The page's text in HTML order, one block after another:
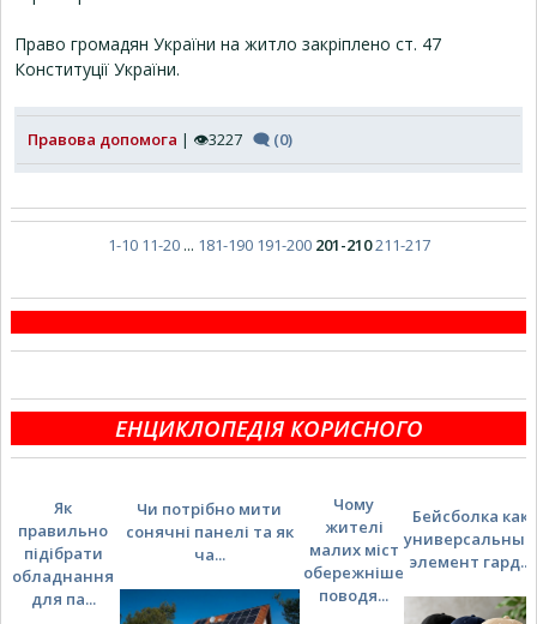
Право громадян України на житло закріплено ст. 47
Конституції України.
Правова допомога | 👁3227 🗨 (0)
1-10 11-20 ... 181-190 191-200 201-210211-217
ЕНЦИКЛОПЕДІЯ КОРИСНОГО
Як
правильно
підібрати
обладнання
для па...
Чи потрібно мити
сонячні панелі та як
ча...
Чому
жителі
малих міст
обережніше
поводя...
Бейсболка как
универсальный
элемент гард...